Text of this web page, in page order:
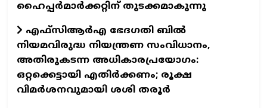
ഹൈപ്പർമാർക്കറ്റിന് തുടക്കമാകുന്നു
എഫ്സിആർഎ ഭേദഗതി ബിൽ
നിയമവിരുദ്ധ നിയന്ത്രണ സംവിധാനം,
അതിരുകടന്ന അധികാരപ്രയോഗം:
ഒറ്റക്കെട്ടായി എതിർക്കണം; രൂക്ഷ
വിമർശനവുമായി ശശി തരൂർ